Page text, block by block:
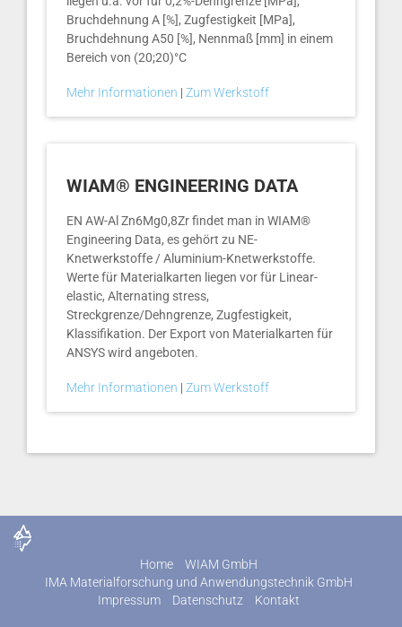
Bruchdehnung A [%], Zugfestigkeit [MPa],
Bruchdehnung A50 [%], Nennmaß [mm] in einem
Bereich von (20;20)°C
Mehr Informationen | Zum Werkstoff
WIAM® ENGINEERING DATA
EN AW-Al Zn6Mg0,8Zr findet man in WIAM®
Engineering Data, es gehört zu NE-
Knetwerkstoffe / Aluminium-Knetwerkstoffe.
Werte für Materialkarten liegen vor für Linear-
elastic, Alternating stress,
Streckgrenze/Dehngrenze, Zugfestigkeit,
Klassifikation. Der Export von Materialkarten für
ANSYS wird angeboten.
Mehr Informationen | Zum Werkstoff
Home
WIAM GmbH
IMA Materialforschung und Anwendungstechnik GmbH
Impressum
Datenschutz Kontakt